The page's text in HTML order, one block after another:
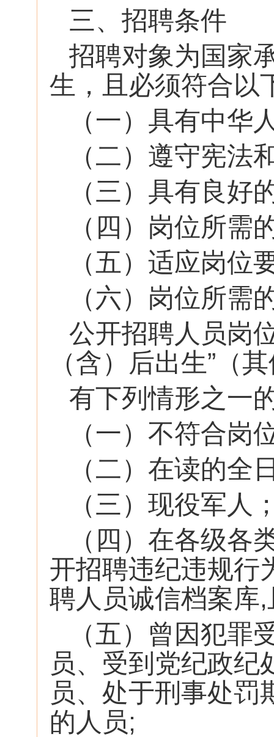
三、招聘条件
招聘对象为国家
生，且必须符合以
（一）具有中华
（二）遵守宪法
（三）具有良好
（四）岗位所需
（五）适应岗位
（六）岗位所需
公开招聘人员岗
（含）后出生”（
有下列情形之一
（一）不符合岗
（二）在读的全
（三）现役军人
（四）在各级各
开招聘违纪违规行
聘人员诚信档案库
（五）曾因犯罪
员、受到党纪政纪
员、处于刑事处罚
的人员;